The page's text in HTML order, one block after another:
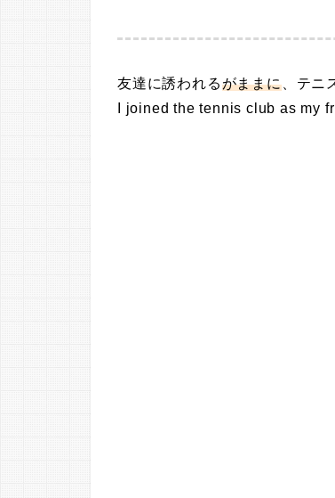
友達に誘われるがままに、テニ
I joined the tennis club as my